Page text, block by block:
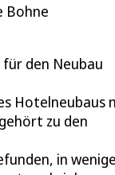
Bohne
für den Neubau
Hotelneubaus
zu den
in